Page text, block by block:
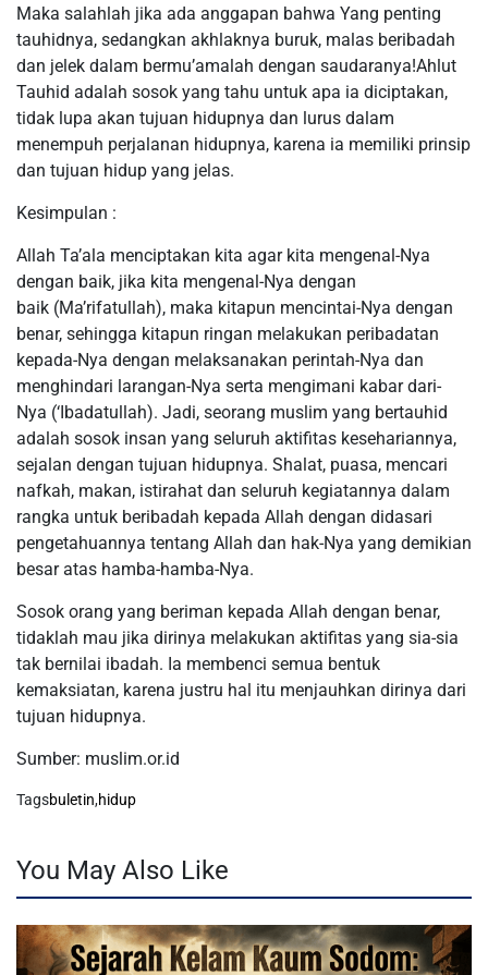
Maka salahlah jika ada anggapan bahwa Yang penting
tauhidnya, sedangkan akhlaknya buruk, malas beribadah
dan jelek dalam bermu’amalah dengan saudaranya!Ahlut
Tauhid adalah sosok yang tahu untuk apa ia diciptakan,
tidak lupa akan tujuan hidupnya dan lurus dalam
menempuh perjalanan hidupnya, karena ia memiliki prinsip
dan tujuan hidup yang jelas.
Kesimpulan :
Allah Ta’ala menciptakan kita agar kita mengenal-Nya
dengan baik, jika kita mengenal-Nya dengan
baik (Ma’rifatullah), maka kitapun mencintai-Nya dengan
benar, sehingga kitapun ringan melakukan peribadatan
kepada-Nya dengan melaksanakan perintah-Nya dan
menghindari larangan-Nya serta mengimani kabar dari-
Nya (‘Ibadatullah). Jadi, seorang muslim yang bertauhid
adalah sosok insan yang seluruh aktifitas kesehariannya,
sejalan dengan tujuan hidupnya. Shalat, puasa, mencari
nafkah, makan, istirahat dan seluruh kegiatannya dalam
rangka untuk beribadah kepada Allah dengan didasari
pengetahuannya tentang Allah dan hak-Nya yang demikian
besar atas hamba-hamba-Nya.
Sosok orang yang beriman kepada Allah dengan benar,
tidaklah mau jika dirinya melakukan aktifitas yang sia-sia
tak bernilai ibadah. Ia membenci semua bentuk
kemaksiatan, karena justru hal itu menjauhkan dirinya dari
tujuan hidupnya.
Sumber: muslim.or.id
Tagsbuletin,hidup
You May Also Like